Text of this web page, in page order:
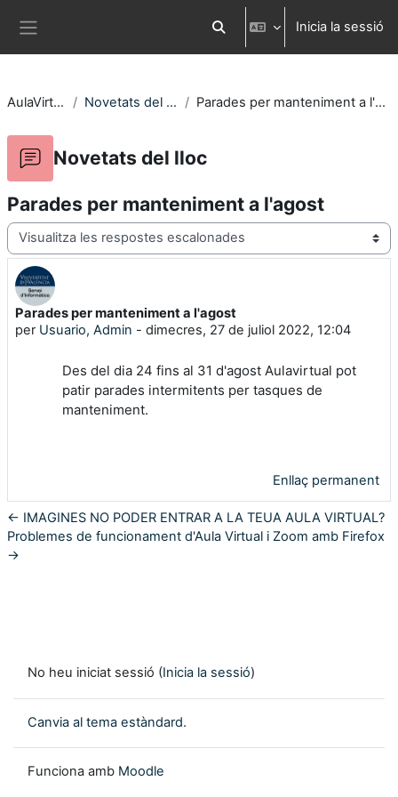
Commuta l'entrada de la cerca
Inicia la sessió
AulaVirtual Novetats del lloc Parades per manteniment a l'agost
Novetats del lloc
Parades per manteniment a l'agost
Mode de visualització
Parades per manteniment a l'agost
per Usuario, Admin - dimecres, 27 de juliol 2022, 12:04
Nombre de respostes: 0
Des del dia 24 fins al 31 d'agost Aulavirtual pot
patir parades intermitents per tasques de
manteniment.
Enllaç permanent
← IMAGINES NO PODER ENTRAR A LA TEUA AULA VIRTUAL?
Problemes de funcionament d'Aula Virtual i Zoom amb Firefox
→
No heu iniciat sessió (Inicia la sessió)
Canvia al tema estàndard.
Funciona amb Moodle